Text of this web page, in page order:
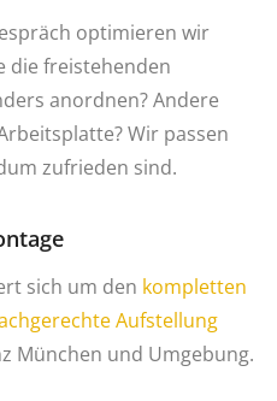
optimieren wir
die freistehenden
anordnen? Andere
Wir passen
zufrieden sind.
sich um den kompletten
Aufstellung
München und Umgebung.